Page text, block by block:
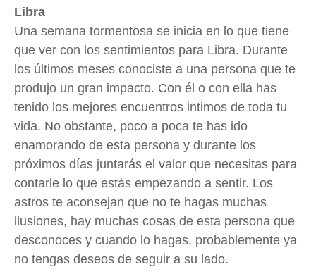
Libra
Una semana tormentosa se inicia en lo que tiene
que ver con los sentimientos para Libra. Durante
los últimos meses conociste a una persona que te
produjo un gran impacto. Con él o con ella has
tenido los mejores encuentros intimos de toda tu
vida. No obstante, poco a poca te has ido
enamorando de esta persona y durante los
próximos días juntarás el valor que necesitas para
contarle lo que estás empezando a sentir. Los
astros te aconsejan que no te hagas muchas
ilusiones, hay muchas cosas de esta persona que
desconoces y cuando lo hagas, probablemente ya
no tengas deseos de seguir a su lado.